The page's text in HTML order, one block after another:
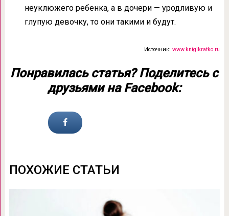
неуклюжего ребенка, а в дочери — уродливую и
глупую девочку, то они такими и будут.
Источник:www.knigikratko.ru
Понравилась статья? Поделитесь с
друзьями на Facebook:
ПОХОЖИЕ СТАТЬИ